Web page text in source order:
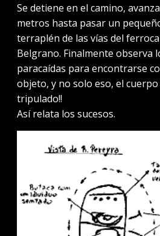
Se detiene en el camino,
metros hasta pasar un
terraplén de las vías del
Belgrano. Finalmente observa
paracaídas para encontrarse
objeto, y no solo eso, el
tripulado!!
Así relata los sucesos.